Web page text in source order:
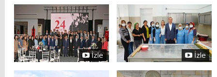
İzle İzle